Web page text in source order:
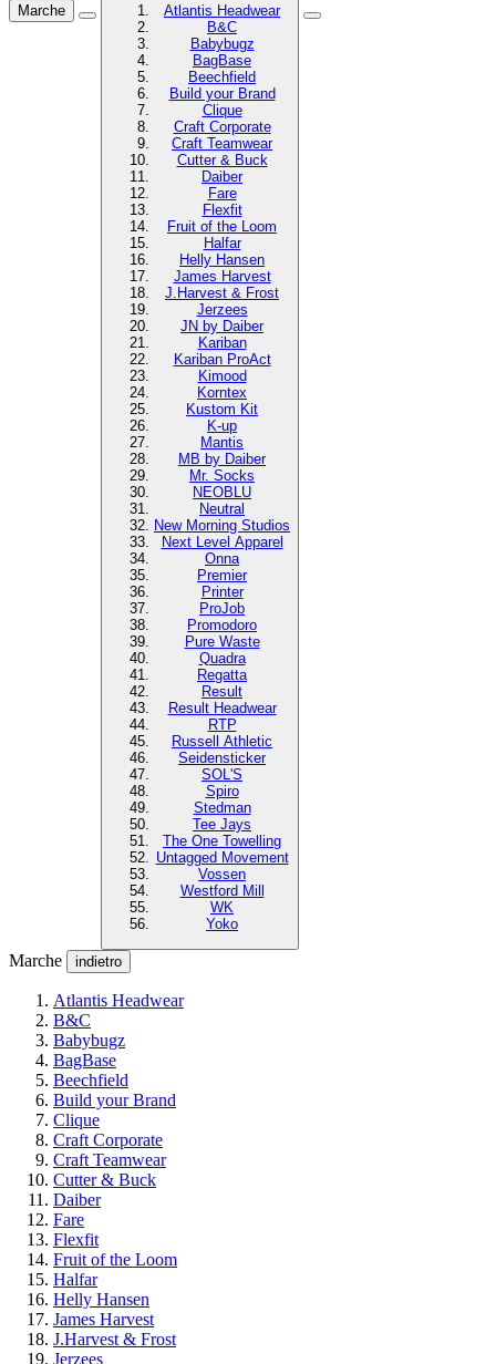
Marche
Atlantis Headwear
B&C
Babybugz
BagBase
Beechfield
Build your Brand
Clique
Craft Corporate
Craft Teamwear
Cutter & Buck
Daiber
Fare
Flexfit
Fruit of the Loom
Halfar
Helly Hansen
James Harvest
J.Harvest & Frost
Jerzees
JN by Daiber
Kariban
Kariban ProAct
Kimood
Korntex
Kustom Kit
K-up
Mantis
MB by Daiber
Mr. Socks
NEOBLU
Neutral
New Morning Studios
Next Level Apparel
Onna
Premier
Printer
ProJob
Promodoro
Pure Waste
Quadra
Regatta
Result
Result Headwear
RTP
Russell Athletic
Seidensticker
SOL'S
Spiro
Stedman
Tee Jays
The One Towelling
Untagged Movement
Vossen
Westford Mill
WK
Yoko
Marche indietro
Atlantis Headwear
B&C
Babybugz
BagBase
Beechfield
Build your Brand
Clique
Craft Corporate
Craft Teamwear
Cutter & Buck
Daiber
Fare
Flexfit
Fruit of the Loom
Halfar
Helly Hansen
James Harvest
J.Harvest & Frost
Jerzees